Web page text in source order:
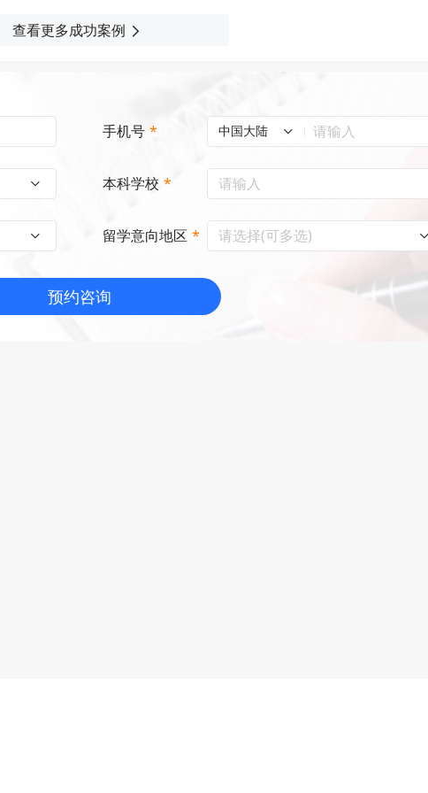
查看更多成功案例
手机号 * 中国大陆
本科学校 *
留学意向地区 * 请选择(可多选)
预约咨询